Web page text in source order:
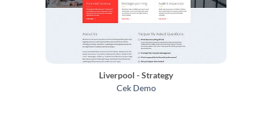
Liverpool - Strategy
Cek Demo